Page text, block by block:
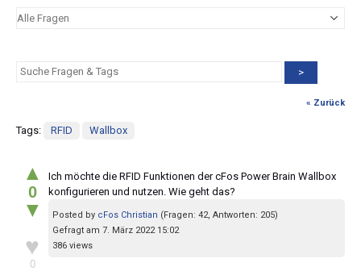
>
« Zurück
Tags: RFID Wallbox
▲
0
▼
♥
0
Ich möchte die RFID Funktionen der cFos Power Brain Wallbox
konfigurieren und nutzen. Wie geht das?
Posted by cFos Christian (Fragen: 42, Antworten: 205)
Gefragt am 7. März 2022 15:02
386 views